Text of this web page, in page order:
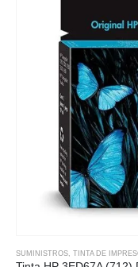
SUMINISTROS, TINTA DE